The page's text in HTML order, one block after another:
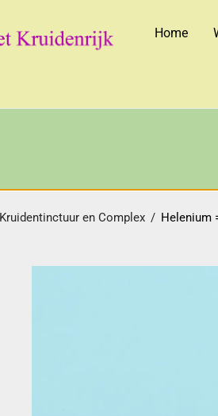
Home
Kruidentinctuur en Complex / Helenium